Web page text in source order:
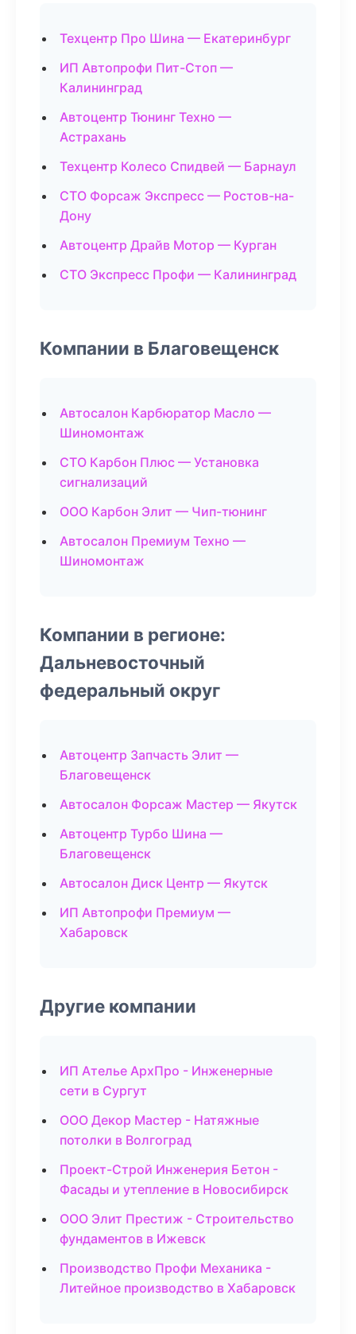
Техцентр Про Шина — Екатеринбург
ИП Автопрофи Пит-Стоп —
Калининград
Автоцентр Тюнинг Техно —
Астрахань
Техцентр Колесо Спидвей — Барнаул
СТО Форсаж Экспресс — Ростов-на-
Дону
Автоцентр Драйв Мотор — Курган
СТО Экспресс Профи — Калининград
Компании в Благовещенск
Автосалон Карбюратор Масло —
Шиномонтаж
СТО Карбон Плюс — Установка
сигнализаций
ООО Карбон Элит — Чип-тюнинг
Автосалон Премиум Техно —
Шиномонтаж
Компании в регионе:
Дальневосточный
федеральный округ
Автоцентр Запчасть Элит —
Благовещенск
Автосалон Форсаж Мастер — Якутск
Автоцентр Турбо Шина —
Благовещенск
Автосалон Диск Центр — Якутск
ИП Автопрофи Премиум —
Хабаровск
Другие компании
ИП Ателье АрхПро - Инженерные
сети в Сургут
ООО Декор Мастер - Натяжные
потолки в Волгоград
Проект-Строй Инженерия Бетон -
Фасады и утепление в Новосибирск
ООО Элит Престиж - Строительство
фундаментов в Ижевск
Производство Профи Механика -
Литейное производство в Хабаровск